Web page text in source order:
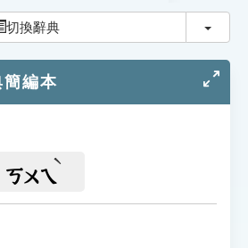
切換辭典 切換
編本
ㄎㄨㄟ